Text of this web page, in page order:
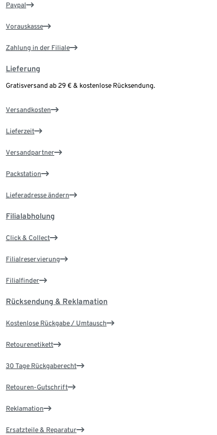
Paypal
Vorauskasse
Zahlung in der Filiale
Lieferung
Gratisversand ab 29 € & kostenlose Rücksendung.
Versandkosten
Lieferzeit
Versandpartner
Packstation
Lieferadresse ändern
Filialabholung
Click & Collect
Filialreservierung
Filialfinder
Rücksendung & Reklamation
Kostenlose Rückgabe / Umtausch
Retourenetikett
30 Tage Rückgaberecht
Retouren-Gutschrift
Reklamation
Ersatzteile & Reparatur